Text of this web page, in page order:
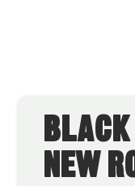
NEW